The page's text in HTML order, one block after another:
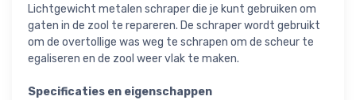
Lichtgewicht metalen schraper die je kunt gebruiken om
gaten in de zool te repareren. De schraper wordt gebruikt
om de overtollige was weg te schrapen om de scheur te
egaliseren en de zool weer vlak te maken.
Specificaties en eigenschappen